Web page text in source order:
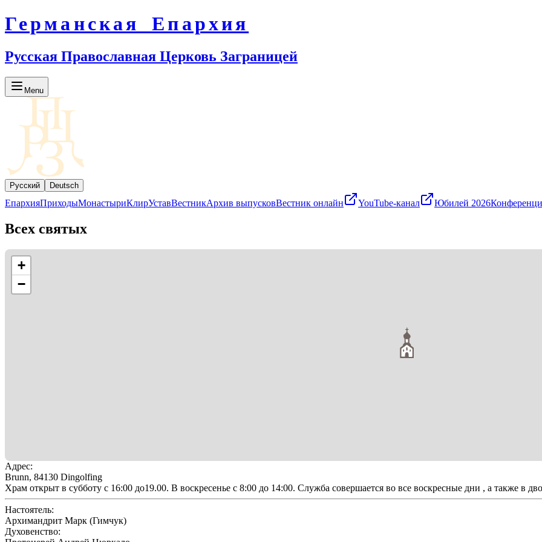
Германская Епархия
Русская Православная Церковь Заграницей
Menu
Русский Deutsch
ЕпархияПриходыМонастыриКлирУставВестникАрхив выпусковВестник онлайн YouTube-канал Юбилей 2026
Всех святых
+
−
Адрес:
Brunn, 84130 Dingolfing
Храм открыт в субботу с 16:00 до19.00. В воскресенье с 8:00 до 14:00. Служба совершается во все воскресные дни , а также в
Настоятель:
Архимандрит Марк (Гимчук)
Духовенство: